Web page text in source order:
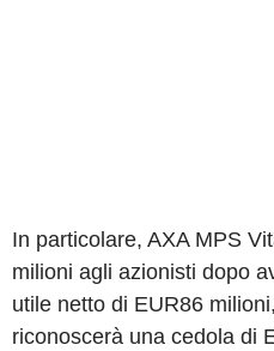
In particolare, AXA MPS
milioni agli azionisti dopo
utile netto di EUR86
riconoscerà una cedola di